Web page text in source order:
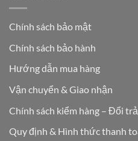
Chính sách bảo mật
Chính sách bảo hành
Hướng dẫn mua hàng
Vận chuyển & Giao nhận
Chính sách kiểm hàng – Đổi trả
Quy định & Hình thức thanh